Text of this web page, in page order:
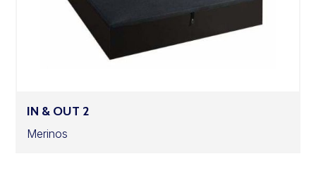
IN & OUT 2
Merinos